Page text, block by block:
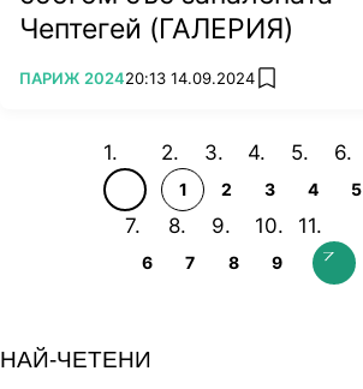
Чептегей (ГАЛЕРИЯ)
ПОВЕЧЕ ОТ
ПАРИЖ 202420:13 14.09.2024 add favorites
1 2 3 4 5
6 7 8 9
НАЙ-ЧЕТЕНИ